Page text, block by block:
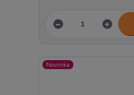
Novinka